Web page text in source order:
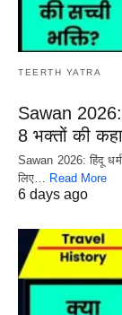
TEERTH YATRA
Sawan 2026:
8 भक्तों की
Sawan 2026: हिंदू
लिए… Read More
6 days ago